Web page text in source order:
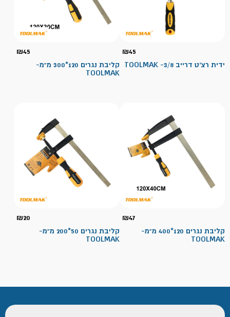
₪45
ידית רצ'ט דרייב 3/8- TOOLMAK
₪45
קליבת נגרים 120*300 מ"מ-
TOOLMAK
₪47
קליבת נגרים 120*400 מ"מ-
TOOLMAK
₪20
קליבת נגרים 50*200 מ"מ-
TOOLMAK